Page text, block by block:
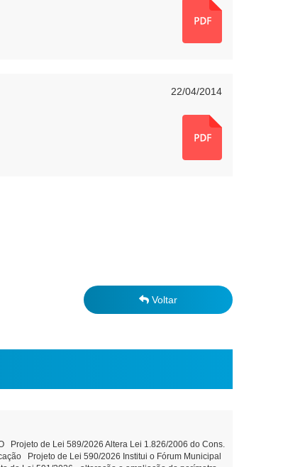
22/04/2014
Voltar
Projeto de Lei 589/2026 Altera Lei 1.826/2006 do Cons.
Projeto de Lei 590/2026 Institui o Fórum Municipal